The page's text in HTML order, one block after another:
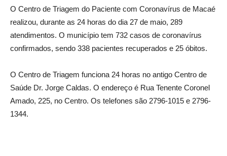
O Centro de Triagem do Paciente com Coronavírus de Macaé
realizou, durante as 24 horas do dia 27 de maio, 289
atendimentos. O município tem 732 casos de coronavírus
confirmados, sendo 338 pacientes recuperados e 25 óbitos.
O Centro de Triagem funciona 24 horas no antigo Centro de
Saúde Dr. Jorge Caldas. O endereço é Rua Tenente Coronel
Amado, 225, no Centro. Os telefones são 2796-1015 e 2796-
1344.